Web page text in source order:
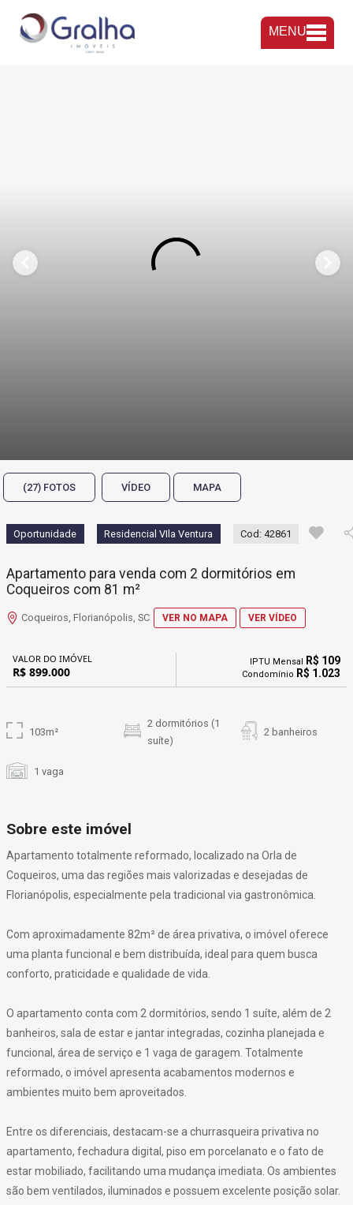
MENU
(27) FOTOS VÍDEO MAPA
Oportunidade Residencial VIla Ventura Cod: 42861
Apartamento para venda com 2 dormitórios em
Coqueiros com 81 m²
Coqueiros, Florianópolis, SC VER NO MAPA VER VÍDEO
VALOR DO IMÓVEL
R$ 899.000
IPTU Mensal R$ 109
Condomínio R$ 1.023
103m²
2 dormitórios (1
suíte)
2 banheiros
1 vaga
Sobre este imóvel
Apartamento totalmente reformado, localizado na Orla de
Coqueiros, uma das regiões mais valorizadas e desejadas de
Florianópolis, especialmente pela tradicional via gastronômica.
Com aproximadamente 82m² de área privativa, o imóvel oferece
uma planta funcional e bem distribuída, ideal para quem busca
conforto, praticidade e qualidade de vida.
O apartamento conta com 2 dormitórios, sendo 1 suíte, além de 2
banheiros, sala de estar e jantar integradas, cozinha planejada e
funcional, área de serviço e 1 vaga de garagem. Totalmente
reformado, o imóvel apresenta acabamentos modernos e
ambientes muito bem aproveitados.
Entre os diferenciais, destacam-se a churrasqueira privativa no
apartamento, fechadura digital, piso em porcelanato e o fato de
estar mobiliado, facilitando uma mudança imediata. Os ambientes
são bem ventilados, iluminados e possuem excelente posição solar.